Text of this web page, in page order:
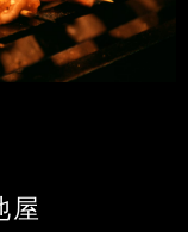
屋